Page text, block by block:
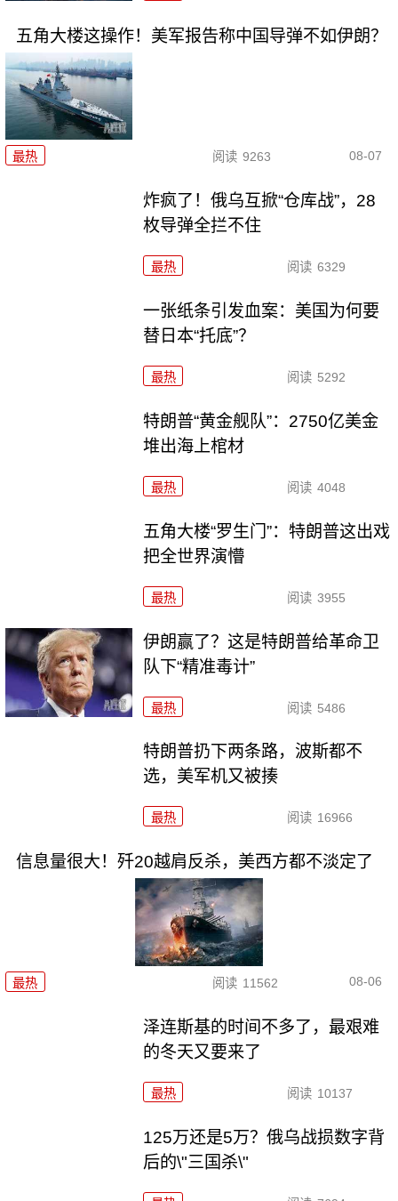
五角大楼这操作！美军报告称中国导弹不如伊朗？
最热 阅读 9263 08-07
炸疯了！俄乌互掀“仓库战”，28
枚导弹全拦不住
最热 阅读 6329
一张纸条引发血案：美国为何要
替日本“托底”？
最热 阅读 5292
特朗普“黄金舰队”：2750亿美金
堆出海上棺材
最热 阅读 4048
五角大楼“罗生门”：特朗普这出戏
把全世界演懵
最热 阅读 3955
伊朗赢了？这是特朗普给革命卫
队下“精准毒计”
最热 阅读 5486
特朗普扔下两条路，波斯都不
选，美军机又被揍
最热 阅读 16966
信息量很大！歼20越肩反杀，美西方都不淡定了
最热 阅读 11562 08-06
泽连斯基的时间不多了，最艰难
的冬天又要来了
最热 阅读 10137
125万还是5万？俄乌战损数字背
后的\"三国杀\"